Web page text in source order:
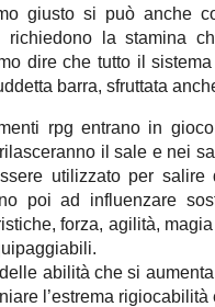
giusto si può anche
richiedono la stamina
dire che tutto il
barra, sfruttata
rpg entrano in
il sale e nei
utilizzato per
poi ad influenzare
forza, agilità,
abilità che si
l’estrema